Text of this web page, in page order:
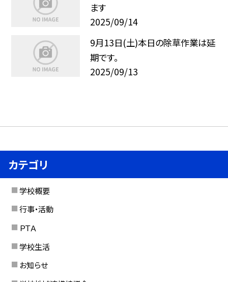
ます
2025/09/14
9月13日(土)本日の除草作業は延
期です。
2025/09/13
カテゴリ
学校概要
行事・活動
ＰＴＡ
学校生活
お知らせ